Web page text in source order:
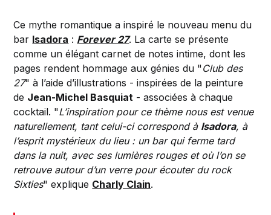
Ce mythe romantique a inspiré le nouveau menu du
bar Isadora : Forever 27. La carte se présente
comme un élégant carnet de notes intime, dont les
pages rendent hommage aux génies du "Club des
27" à l’aide d’illustrations - inspirées de la peinture
de Jean-Michel Basquiat - associées à chaque
cocktail. "L’inspiration pour ce thème nous est venue
naturellement, tant celui-ci correspond à Isadora, à
l’esprit mystérieux du lieu : un bar qui ferme tard
dans la nuit, avec ses lumières rouges et où l’on se
retrouve autour d’un verre pour écouter du rock
Sixties" explique Charly Clain.